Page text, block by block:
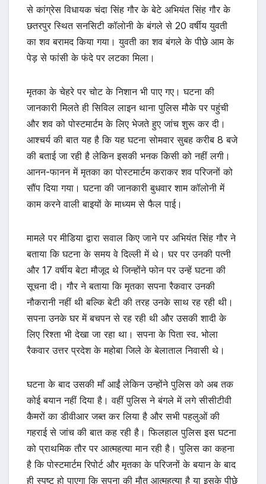
से कांग्रेस विधायक चंदा सिंह गौर के बेटे अभियंत सिंह गौर के
छतरपुर स्थित सनसिटी कॉलोनी के बंगले से 20 वर्षीय युवती
का शव बरामद किया गया। युवती का शव बंगले के पीछे आम के
पेड़ से फांसी के फंदे पर लटका मिला।
मृतका के चेहरे पर चोट के निशान भी पाए गए। घटना की
जानकारी मिलते ही सिविल लाइन थाना पुलिस मौके पर पहुंची
और शव को पोस्टमार्टम के लिए भेजते हुए जांच शुरू कर दी।
आश्चर्य की बात यह है कि यह घटना सोमवार सुबह करीब 8 बजे
की बताई जा रही है लेकिन इसकी भनक किसी को नहीं लगी।
आनन-फानन में मृतका का पोस्टमार्टम कराकर शव परिजनों को
सौंप दिया गया। घटना की जानकारी बुधवार शाम कॉलोनी में
काम करने वाली बाइयों के माध्यम से फैल पाई।
मामले पर मीडिया द्वारा सवाल किए जाने पर अभियंत सिंह गौर ने
बताया कि घटना के समय वे दिल्ली में थे। घर पर उनकी पत्नी
और 17 वर्षीय बेटा मौजूद थे जिन्होंने फोन पर उन्हें घटना की
सूचना दी। गौर ने बताया कि मृतका सपना रैकवार उनकी
नौकरानी नहीं थी बल्कि बेटी की तरह उनके साथ रह रही थी।
सपना उनके घर में बचपन से रह रही थी और उसकी शादी के
लिए रिश्ता भी देखा जा रहा था। सपना के पिता स्व. भोला
रैकवार उत्तर प्रदेश के महोबा जिले के बेलाताल निवासी थे।
घटना के बाद उसकी माँ आईं लेकिन उन्होंने पुलिस को अब तक
कोई बयान नहीं दिया है। वहीं पुलिस ने बंगले में लगे सीसीटीवी
कैमरों का डीवीआर जब्त कर लिया है और सभी पहलुओं की
गहराई से जांच की बात कह रही है। फिलहाल पुलिस इस घटना
को प्राथमिक तौर पर आत्महत्या मान रही है। पुलिस का कहना
है कि पोस्टमार्टम रिपोर्ट और मृतका के परिजनों के बयान के बाद
ही स्पष्ट हो पाएगा कि सपना की मौत आत्महत्या है या इसके पीछे